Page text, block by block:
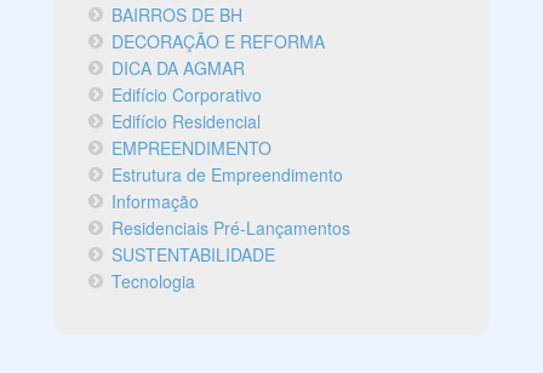
BAIRROS DE BH
DECORAÇÃO E REFORMA
DICA DA AGMAR
Edifício Corporativo
Edifício Residencial
EMPREENDIMENTO
Estrutura de Empreendimento
Informação
Residenciais Pré-Lançamentos
SUSTENTABILIDADE
Tecnologia